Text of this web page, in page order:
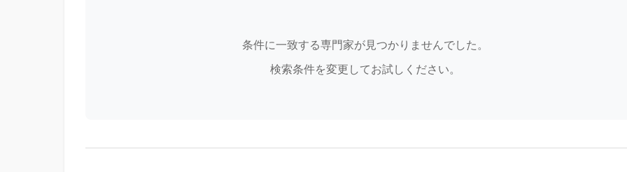
条件に一致する専門家が見つかりませんでした。
検索条件を変更してお試しください。